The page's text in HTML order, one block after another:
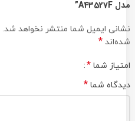
مدل A43527F”
نشانی ایمیل شما منتشر نخواهد شد.
شده‌اند *
امتیاز شما *
دیدگاه شما *